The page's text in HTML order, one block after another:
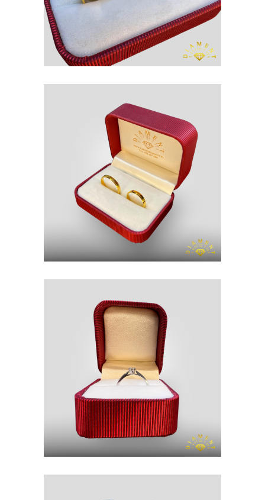
OBRĄCZKI
ZŁOTO P. 585
PIERŚCIONEK
ZŁOTO P. 585